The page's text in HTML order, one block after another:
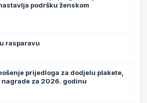
podršku ženskom
rasparavu
prijedloga za dodjelu plakete,
nagrade za 2026. godinu